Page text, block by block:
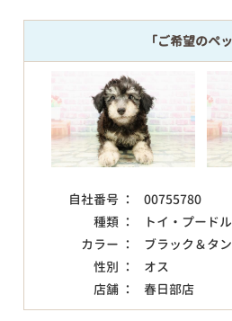
「ご希望のペ
自社番号 ：
00755780
種類 ：
トイ・プードル
カラー ：
ブラック＆タン
性別 ：
オス
店舗 ：
春日部店